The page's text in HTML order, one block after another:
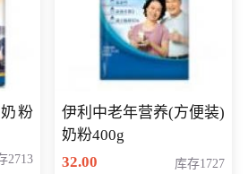
粉
2713
伊利中老年营养(方便装)
奶粉400g
32.00
库存1727